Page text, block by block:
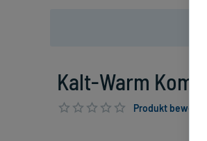
Kalt-Warm
Produkt